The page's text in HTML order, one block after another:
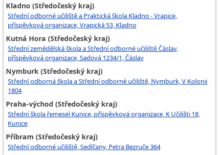
Kladno (Středočeský kraj)
Střední odborné učiliště a Praktická škola Kladno - Vrapice,
příspěvková organizace, Vrapická 53, Kladno
Kutná Hora (Středočeský kraj)
Střední zemědělská škola a Střední odborné učiliště Čáslav,
příspěvková organizace, Sadová 1234/1, Čáslav
Nymburk (Středočeský kraj)
Střední odborná škola a Střední odborné učiliště, Nymburk, V Kolonii
1804
Praha-východ (Středočeský kraj)
Střední škola řemesel Kunice, příspěvková organizace, K Učilišti 18,
Kunice
Příbram (Středočeský kraj)
Střední odborné učiliště, Sedlčany, Petra Bezruče 364